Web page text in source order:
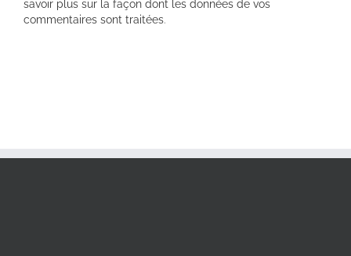
savoir plus sur la façon dont les données de vos
commentaires sont traitées.